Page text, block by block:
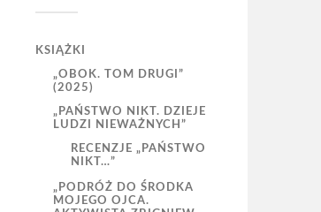
KSIĄŻKI
„OBOK. TOM DRUGI”
(2025)
„PAŃSTWO NIKT. DZIEJE
LUDZI NIEWAŻNYCH”
RECENZJE „PAŃSTWO
NIKT…”
„PODRÓŻ DO ŚRODKA
MOJEGO OJCA.